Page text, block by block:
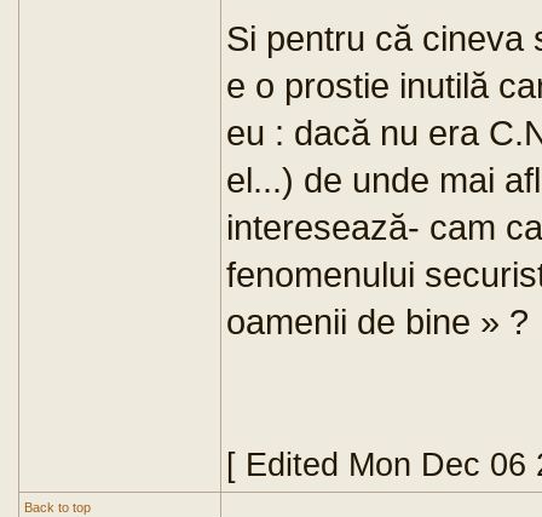
Si pentru că cineva
e o prostie inutilă
eu : dacă nu era
el...) de unde mai
interesează- cam
fenomenului
oamenii de bine » ?
[ Edited Mon Dec 06
Back to top